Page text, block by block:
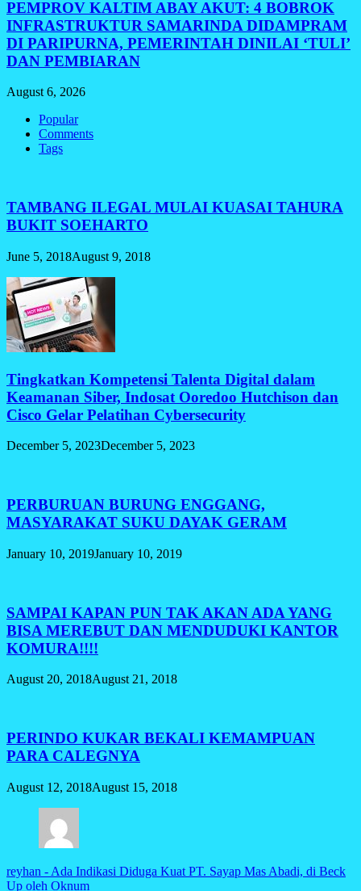
PEMPROV KALTIM ABAY AKUT: 4 BOBROK
INFRASTRUKTUR SAMARINDA DIDAMPRAM
DI PARIPURNA, PEMERINTAH DINILAI ‘TULI’
DAN PEMBIARAN
August 6, 2026
Popular
Comments
Tags
TAMBANG ILEGAL MULAI KUASAI TAHURA
BUKIT SOEHARTO
June 5, 2018August 9, 2018
Tingkatkan Kompetensi Talenta Digital dalam
Keamanan Siber, Indosat Ooredoo Hutchison dan
Cisco Gelar Pelatihan Cybersecurity
December 5, 2023December 5, 2023
PERBURUAN BURUNG ENGGANG,
MASYARAKAT SUKU DAYAK GERAM
January 10, 2019January 10, 2019
SAMPAI KAPAN PUN TAK AKAN ADA YANG
BISA MEREBUT DAN MENDUDUKI KANTOR
KOMURA!!!!
August 20, 2018August 21, 2018
PERINDO KUKAR BEKALI KEMAMPUAN
PARA CALEGNYA
August 12, 2018August 15, 2018
reyhan - Ada Indikasi Diduga Kuat PT. Sayap Mas Abadi, di Beck
Up oleh Oknum